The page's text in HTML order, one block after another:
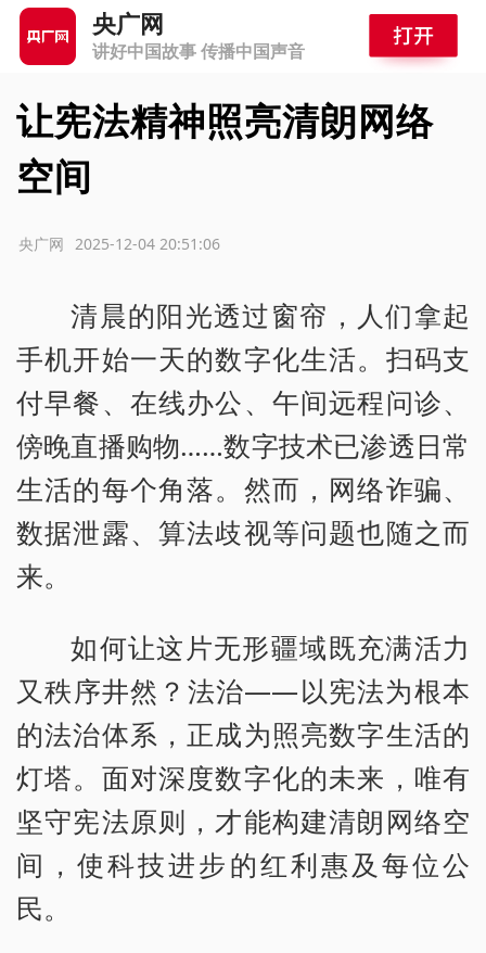
央广网
讲好中国故事 传播中国声音
让宪法精神照亮清朗网络
空间
2025-12-04 20:51:06
央广网
清晨的阳光透过窗帘，人们拿起
手机开始一天的数字化生活。扫码支
付早餐、在线办公、午间远程问诊、
傍晚直播购物……数字技术已渗透日常
生活的每个角落。然而，网络诈骗、
数据泄露、算法歧视等问题也随之而
来。
如何让这片无形疆域既充满活力
又秩序井然？法治——以宪法为根本
的法治体系，正成为照亮数字生活的
灯塔。面对深度数字化的未来，唯有
坚守宪法原则，才能构建清朗网络空
间，使科技进步的红利惠及每位公
民。